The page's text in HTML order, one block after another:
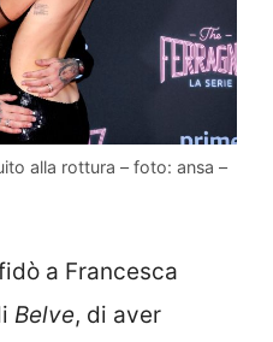
alla rottura – foto: ansa –
a Francesca
Belve, di aver